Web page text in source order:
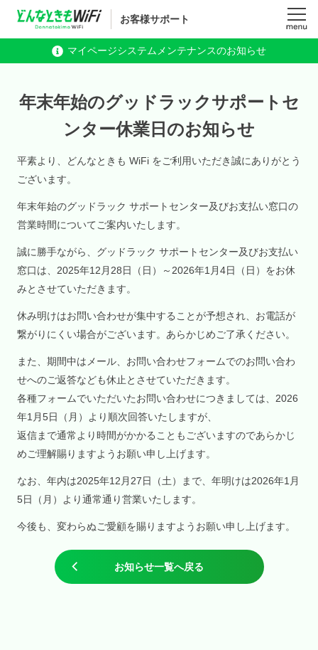
お客様サポート
マイページシステムメンテナンスのお知らせ
年末年始のグッドラックサポートセ
ンター休業日のお知らせ
平素より、どんなときも WiFi をご利用いただき誠にありがとう
ございます。
年末年始のグッドラック サポートセンター及びお支払い窓口の
営業時間についてご案内いたします。
誠に勝手ながら、グッドラック サポートセンター及びお支払い
窓口は、2025年12月28日（日）～2026年1月4日（日）をお休
みとさせていただきます。
休み明けはお問い合わせが集中することが予想され、お電話が
繋がりにくい場合がございます。あらかじめご了承ください。
また、期間中はメール、お問い合わせフォームでのお問い合わ
せへのご返答なども休止とさせていただきます。
各種フォームでいただいたお問い合わせにつきましては、2026
年1月5日（月）より順次回答いたしますが、
返信まで通常より時間がかかることもございますのであらかじ
めご理解賜りますようお願い申し上げます。
なお、年内は2025年12月27日（土）まで、年明けは2026年1月
5日（月）より通常通り営業いたします。
今後も、変わらぬご愛顧を賜りますようお願い申し上げます。
お知らせ一覧へ戻る